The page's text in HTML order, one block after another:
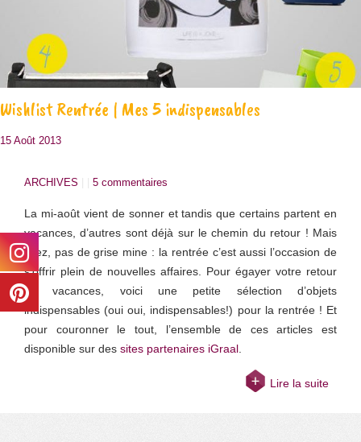
Wishlist Rentrée | Mes 5 indispensables
15 Août 2013
ARCHIVES 5 commentaires
La mi-août vient de sonner et tandis que certains partent en
vacances, d’autres sont déjà sur le chemin du retour ! Mais
allez, pas de grise mine : la rentrée c’est aussi l’occasion de
s’offrir plein de nouvelles affaires. Pour égayer votre retour
de vacances, voici une petite sélection d’objets
indispensables (oui oui, indispensables!) pour la rentrée ! Et
pour couronner le tout, l’ensemble de ces articles est
disponible sur des sites partenaires iGraal.
Lire la suite